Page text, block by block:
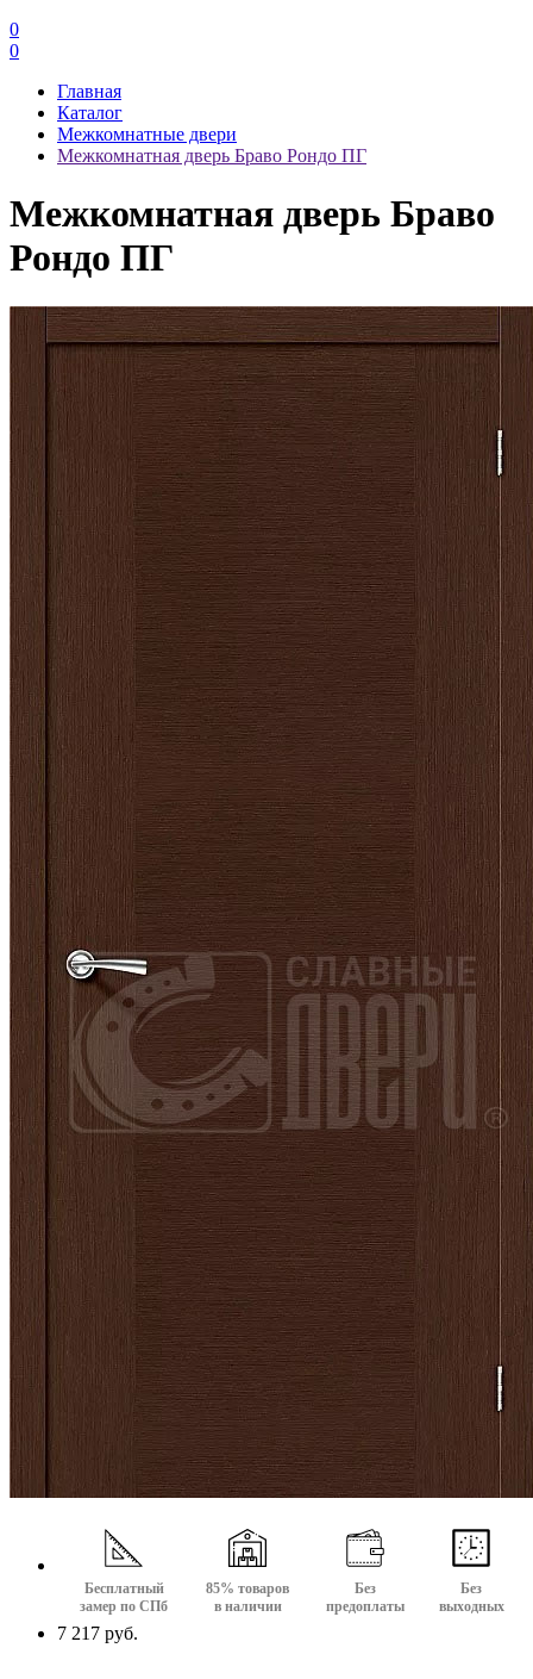
0
0
Главная
Каталог
Межкомнатные двери
Межкомнатная дверь Браво Рондо ПГ
Межкомнатная дверь Браво
Рондо ПГ
Бесплатный
замер по СПб
85% товаров
в наличии
Без
предоплаты
Без
выходных
7 217 руб.